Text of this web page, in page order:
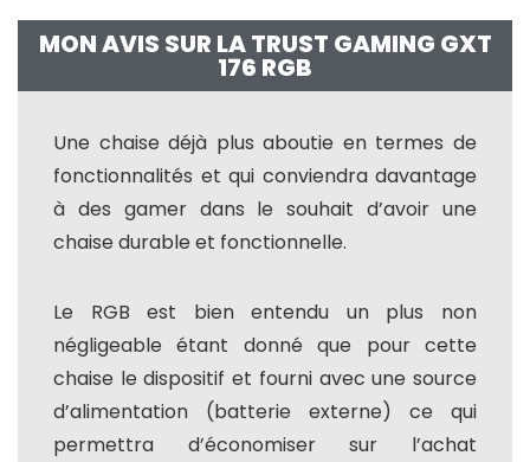
MON AVIS SUR LA TRUST GAMING GXT
176 RGB
Une chaise déjà plus aboutie en termes de
fonctionnalités et qui conviendra davantage
à des gamer dans le souhait d’avoir une
chaise durable et fonctionnelle.
Le RGB est bien entendu un plus non
négligeable étant donné que pour cette
chaise le dispositif et fourni avec une source
d’alimentation (batterie externe) ce qui
permettra d’économiser sur l’achat